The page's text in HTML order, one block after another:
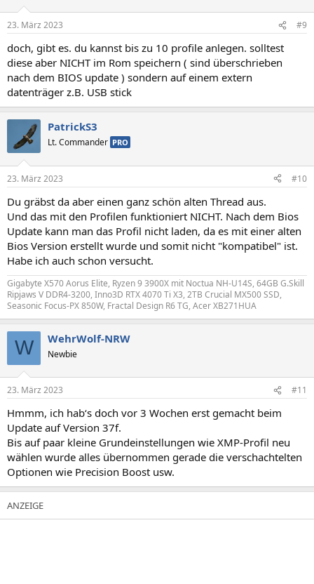
23. März 2023 #9
doch, gibt es. du kannst bis zu 10 profile anlegen. solltest
diese aber NICHT im Rom speichern ( sind überschrieben
nach dem BIOS update ) sondern auf einem extern
datenträger z.B. USB stick
PatrickS3
Lt. Commander PRO
23. März 2023 #10
Du gräbst da aber einen ganz schön alten Thread aus.
Und das mit den Profilen funktioniert NICHT. Nach dem Bios
Update kann man das Profil nicht laden, da es mit einer alten
Bios Version erstellt wurde und somit nicht "kompatibel" ist.
Habe ich auch schon versucht.
Gigabyte X570 Aorus Elite, Ryzen 9 3900X mit Noctua NH-U14S, 64GB G.Skill
Ripjaws V DDR4-3200, Inno3D RTX 4070 Ti X3, 2TB Crucial MX500 SSD,
Seasonic Focus-PX 850W, Fractal Design R6 TG, Acer XB271HUA
W WehrWolf-NRW
Newbie
23. März 2023 #11
Hmmm, ich hab‘s doch vor 3 Wochen erst gemacht beim
Update auf Version 37f.
Bis auf paar kleine Grundeinstellungen wie XMP-Profil neu
wählen wurde alles übernommen gerade die verschachtelten
Optionen wie Precision Boost usw.